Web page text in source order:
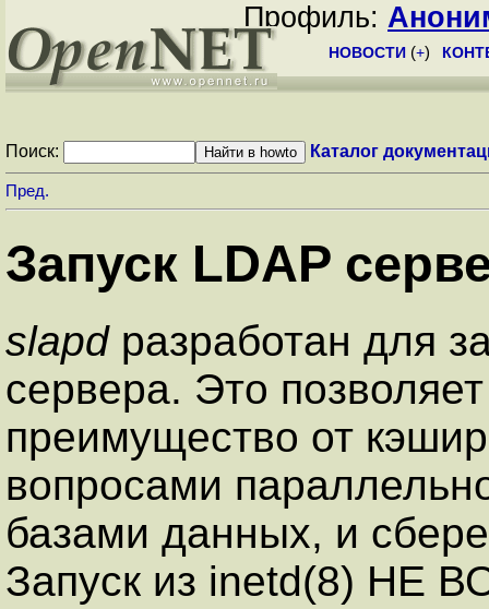
Профиль:
НОВОСТИ (+)
Поиск: Каталог
Пред.
Запуск LDAP
slapdразработан для
сервера. Это
преимущество от
вопросами
базами данных, и
Запуск из inetd(8) НЕ